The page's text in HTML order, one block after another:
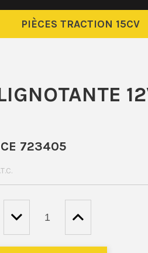
PIÈCES TRACTION 15CV
723405